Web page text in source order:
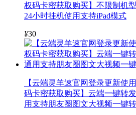
权码卡密获取购买】不限制机
24小时挂机使用支持iPad模式
¥30
【云端灵羊速官网登录更新使
码卡密获取购买】云端一键转
用支持朋友圈图文大视频一键